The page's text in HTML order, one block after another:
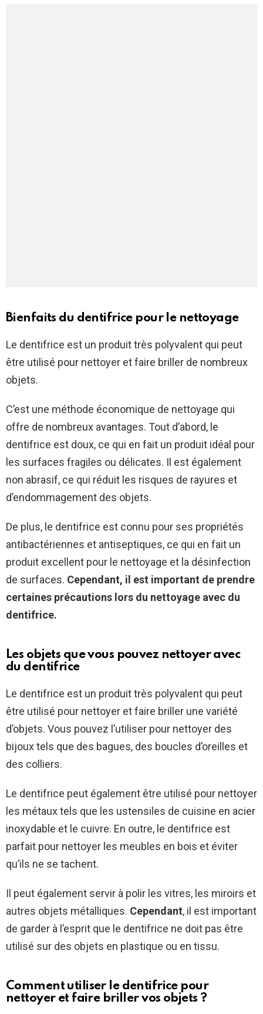
Bienfaits du dentifrice pour le nettoyage
Le dentifrice est un produit très polyvalent qui peut
être utilisé pour nettoyer et faire briller de nombreux
objets.
C’est une méthode économique de nettoyage qui
offre de nombreux avantages. Tout d’abord, le
dentifrice est doux, ce qui en fait un produit idéal pour
les surfaces fragiles ou délicates. Il est également
non abrasif, ce qui réduit les risques de rayures et
d’endommagement des objets.
De plus, le dentifrice est connu pour ses propriétés
antibactériennes et antiseptiques, ce qui en fait un
produit excellent pour le nettoyage et la désinfection
de surfaces. Cependant, il est important de prendre
certaines précautions lors du nettoyage avec du
dentifrice.
Les objets que vous pouvez nettoyer avec
du dentifrice
Le dentifrice est un produit très polyvalent qui peut
être utilisé pour nettoyer et faire briller une variété
d’objets. Vous pouvez l’utiliser pour nettoyer des
bijoux tels que des bagues, des boucles d’oreilles et
des colliers.
Le dentifrice peut également être utilisé pour nettoyer
les métaux tels que les ustensiles de cuisine en acier
inoxydable et le cuivre. En outre, le dentifrice est
parfait pour nettoyer les meubles en bois et éviter
qu’ils ne se tachent.
Il peut également servir à polir les vitres, les miroirs et
autres objets métalliques. Cependant, il est important
de garder à l’esprit que le dentifrice ne doit pas être
utilisé sur des objets en plastique ou en tissu.
Comment utiliser le dentifrice pour
nettoyer et faire briller vos objets ?